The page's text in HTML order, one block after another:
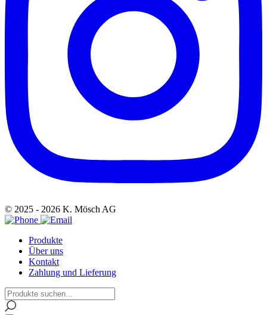
© 2025 - 2026 K. Mösch AG
Produkte
Über uns
Kontakt
Zahlung und Lieferung